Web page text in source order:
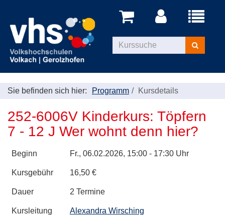
Menü
Kurse
suchen
Sie befinden sich hier: Programm Kursdetails
252-6006V Kinderkurs: Töpfern
7 - 12 J Wer wohnt denn hier?
Beginn Fr., 06.02.2026, 15:00 - 17:30 Uhr
Kursgebühr 16,50 €
Dauer 2 Termine
Kursleitung Alexandra Wirsching